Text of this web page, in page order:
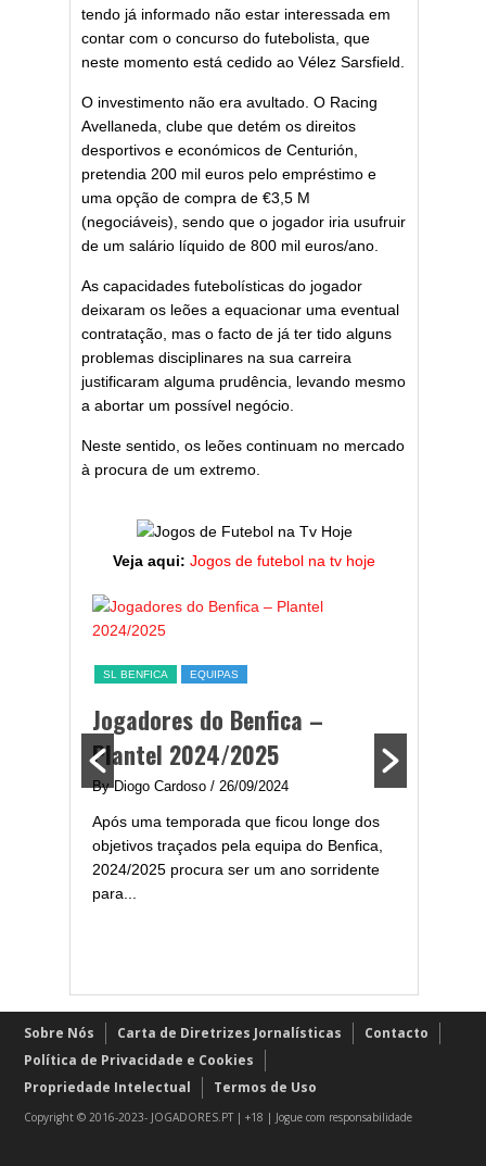
tendo já informado não estar interessada em
contar com o concurso do futebolista, que
neste momento está cedido ao Vélez Sarsfield.
O investimento não era avultado. O Racing
Avellaneda, clube que detém os direitos
desportivos e económicos de Centurión,
pretendia 200 mil euros pelo empréstimo e
uma opção de compra de €3,5 M
(negociáveis), sendo que o jogador iria usufruir
de um salário líquido de 800 mil euros/ano.
As capacidades futebolísticas do jogador
deixaram os leões a equacionar uma eventual
contratação, mas o facto de já ter tido alguns
problemas disciplinares na sua carreira
justificaram alguma prudência, levando mesmo
a abortar um possível negócio.
Neste sentido, os leões continuam no mercado
à procura de um extremo.
Veja aqui: Jogos de futebol na tv hoje
SL BENFICA EQUIPAS
Jogadores do Benfica –
Plantel 2024/2025
By Diogo Cardoso / 26/09/2024
Após uma temporada que ficou longe dos
objetivos traçados pela equipa do Benfica,
2024/2025 procura ser um ano sorridente
para...
Sobre Nós Carta de Diretrizes Jornalísticas
Contacto
Política de Privacidade e Cookies
Propriedade Intelectual
Termos de Uso
Copyright © 2016-2023- JOGADORES.PT | +18 | Jogue com responsabilidade